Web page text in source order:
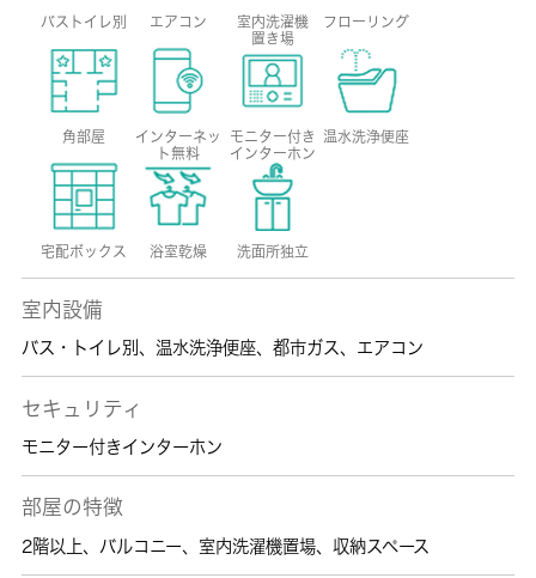
バストイレ別 エアコン
室内洗濯機
置き場
フローリング
角部屋
インターネッ
ト無料
モニター付き
インターホン
温水洗浄便座
宅配ボックス 浴室乾燥 洗面所独立
室内設備
バス・トイレ別 、 温水洗浄便座、 都市ガス、 エアコン
セキュリティ
モニター付きインターホン
部屋の特徴
2階以上、 バルコニー、 室内洗濯機置場、 収納スペース